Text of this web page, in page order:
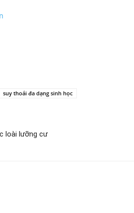
suy thoái đa dạng sinh học
loài lưỡng cư